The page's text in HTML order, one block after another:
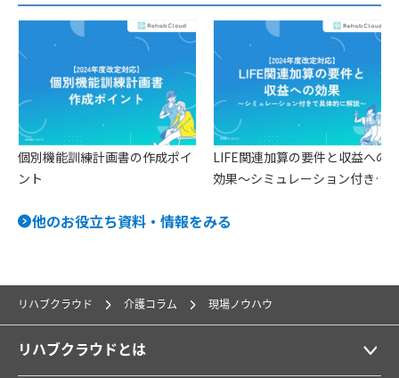
ー
シ
ン
個別機能訓練計画書の作成ポイ
ント
LIFE関連加算の要件と収益への
効果〜シミュレーション付きで
他のお役立ち資料・情報をみる
リハブクラウド 介護コラム 現場ノウハウ
リハブクラウドとは